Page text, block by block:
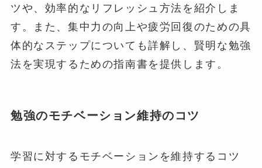
ツや、効率的なリフレッシュ方法を紹介しま
す。また、集中力の向上や疲労回復のための具
体的なステップについても詳解し、賢明な勉強
法を実現するための指南書を提供します。
勉強のモチベーション維持のコツ
学習に対するモチベーションを維持するコツ